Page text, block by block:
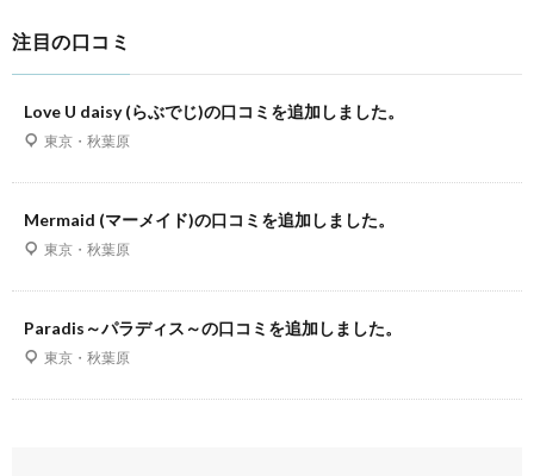
注目の口コミ
Love U daisy (らぶでじ)の口コミを追加しました。
東京・秋葉原
Mermaid (マーメイド)の口コミを追加しました。
東京・秋葉原
Paradis～パラディス～の口コミを追加しました。
東京・秋葉原